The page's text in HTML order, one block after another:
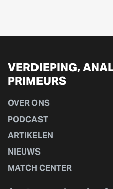
VERDIEPING,
PRIMEURS
OVER ONS
PODCAST
ARTIKELEN
NIEUWS
MATCH CENTER